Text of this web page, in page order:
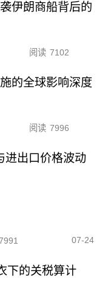
伊朗商船背后的
阅读 7102
的全球影响深度
阅读 7996
进出口价格波动
07-24
下的关税算计